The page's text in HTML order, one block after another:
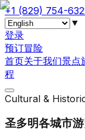
+1 (829) 754-
▼
登录
预订冒险
首页关于我们景点
程
Cultural &
圣多明各城市